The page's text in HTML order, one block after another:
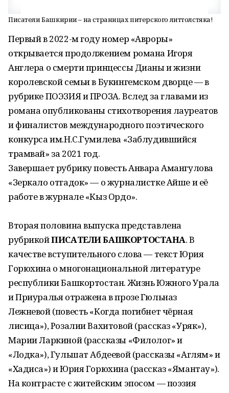
Писатели Башкирии – на страницах питерского литтолстяка!
Первый в 2022-м году номер «Авроры»
открывается продолжением романа Игоря
Англера о смерти принцессы Дианы и жизни
королевской семьи в Букингемском дворце — в
рубрике ПОЭЗИЯ и ПРОЗА. Вслед за главами из
романа опубликованы стихотворения лауреатов
и финалистов международного поэтического
конкурса им.Н.С.Гумилева «Заблудившийся
трамвай» за 2021 год.
Завершает рубрику повесть Анвара Амангулова
«Зеркало отгадок» — о журналистке Айше и её
работе в журнале «Кыз Ордо».
Вторая половина выпуска представлена
рубрикойПИСАТЕЛИ БАШКОРТОСТАНА. В
качестве вступительного слова — текст Юрия
Горюхина о многонациональной литературе
республики Башкортостан. Жизнь Южного Урала
и Приуралья отражена в прозе Гюльназ
Лежневой (повесть «Когда погибнет чёрная
лисица»), Розалии Вахитовой (рассказ «Уряк»),
Марии Ларкиной (рассказы «Филолог» и
«Лодка»), Гульшат Абдеевой (рассказы «Аглям» и
«Хадиса») и Юрия Горюхина (рассказ «Ямантау»).
На контрасте с житейским эпосом — поэзия